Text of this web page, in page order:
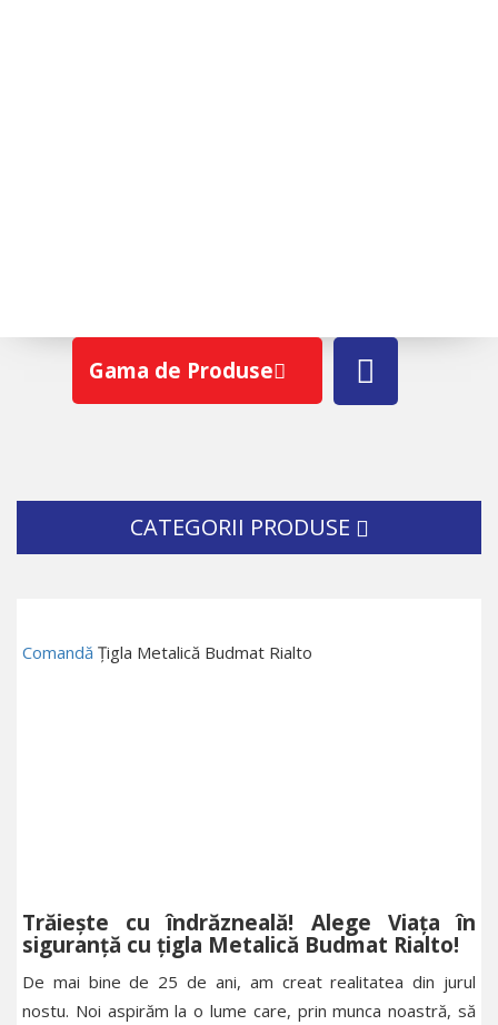
Gama de Produse
CATEGORII PRODUSE
Comandă Țigla Metalică Budmat Rialto
Trăiește cu îndrăzneală! Alege Viața în
siguranță cu țigla Metalică Budmat Rialto!
De mai bine de 25 de ani, am creat realitatea din jurul
nostu. Noi aspirăm la o lume care, prin munca noastră, să